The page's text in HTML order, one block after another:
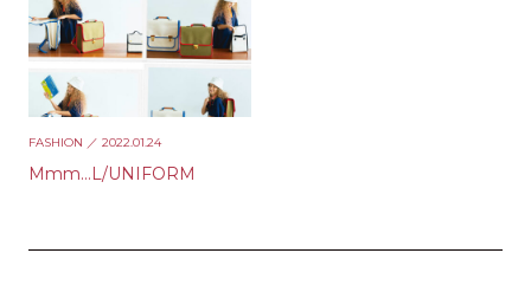
FASHION ／ 2022.01.24
Mmm…L/UNIFORM